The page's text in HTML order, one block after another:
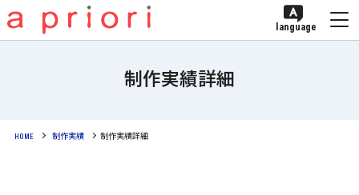
language
制作実績詳細
HOME 制作実績 制作実績詳細